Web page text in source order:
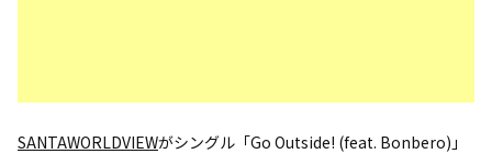
SANTAWORLDVIEWがシングル「Go Outside! (feat. Bonbero)」